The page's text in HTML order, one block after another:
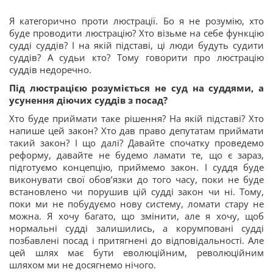
Я категорично проти люстрації. Бо я не розумію, хто
буде проводити люстрацію? Хто візьме на себе функцію
судді суддів? І на якій підставі, ці люди будуть судити
суддів? А судьи кто? Тому говорити про люстрацію
суддів недоречно.
Під люстрацією розуміється не суд на суддями, а
усунення діючих суддів з посад?
Хто буде приймати таке рішення? На якій підставі? Хто
напише цей закон? Хто дав право депутатам приймати
такий закон? І що далі? Давайте спочатку проведемо
реформу, давайте не будемо ламати те, що є зараз,
підготуємо концепцію, приймемо закон. І суддя буде
виконувати свої обов’язки до того часу, поки не буде
встановлено чи порушив цій судді закон чи ні. Тому,
поки ми не побудуємо нову систему, ломати стару не
можна. Я хочу багато, що змінити, але я хочу, щоб
нормальні судді залишились, а корумповані судді
позбавлені посад і притягнені до відповідальності. Але
цей шлях має бути еволюційним, революційним
шляхом ми не досягнемо нічого.